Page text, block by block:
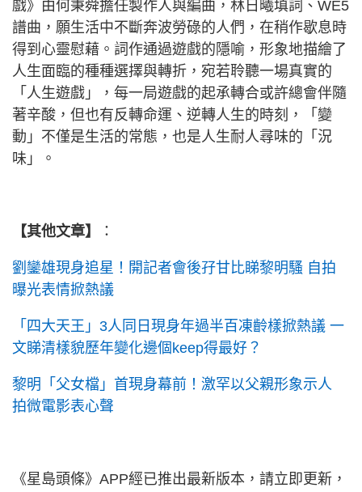
戲》由何秉舜擔任製作人與編曲，林日曦填詞、WE5
譜曲，願生活中不斷奔波勞碌的人們，在稍作歇息時
得到心靈慰藉。詞作通過遊戲的隱喻，形象地描繪了
人生面臨的種種選擇與轉折，宛若聆聽一場真實的
「人生遊戲」，每一局遊戲的起承轉合或許總會伴隨
著辛酸，但也有反轉命運、逆轉人生的時刻，「變
動」不僅是生活的常態，也是人生耐人尋味的「況
味」。
【其他文章】 ：
劉鑾雄現身追星！開記者會後孖甘比睇黎明騷 自拍
曝光表情掀熱議
「四大天王」3人同日現身年過半百凍齡樣掀熱議 一
文睇清樣貌歷年變化邊個keep得最好？
黎明「父女檔」首現身幕前！激罕以父親形象示人
拍微電影表心聲
《星島頭條》APP經已推出最新版本，請立即更新，